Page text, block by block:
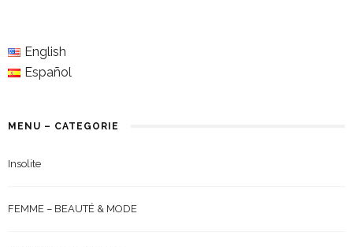
English
Español
MENU – CATEGORIE
Insolite
FEMME – BEAUTÉ & MODE